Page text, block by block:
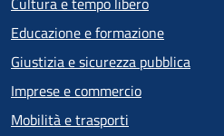
Educazione e formazione
Giustizia e sicurezza pubblica
Imprese e commercio
Mobilità e trasporti